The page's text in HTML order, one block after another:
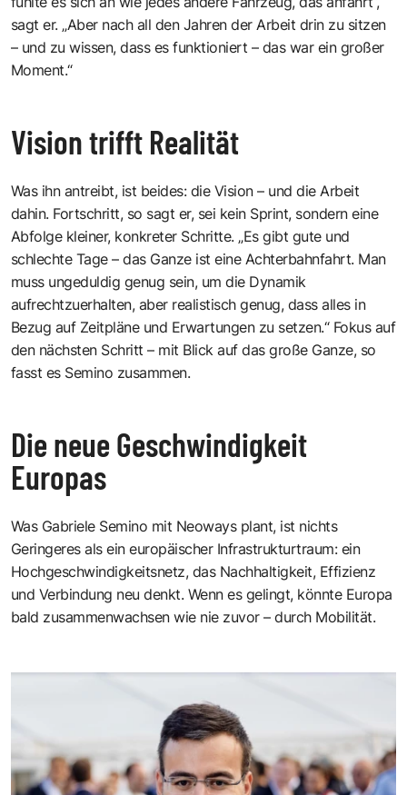
sagt er. „Aber nach all den Jahren der Arbeit drin zu sitzen
– und zu wissen, dass es funktioniert – das war ein großer
Moment.“
Vision trifft Realität
Was ihn antreibt, ist beides: die Vision – und die Arbeit
dahin. Fortschritt, so sagt er, sei kein Sprint, sondern eine
Abfolge kleiner, konkreter Schritte. „Es gibt gute und
schlechte Tage – das Ganze ist eine Achterbahnfahrt. Man
muss ungeduldig genug sein, um die Dynamik
aufrechtzuerhalten, aber realistisch genug, dass alles in
Bezug auf Zeitpläne und Erwartungen zu setzen.“ Fokus auf
den nächsten Schritt – mit Blick auf das große Ganze, so
fasst es Semino zusammen.
Die neue Geschwindigkeit
Europas
Was Gabriele Semino mit Neoways plant, ist nichts
Geringeres als ein europäischer Infrastrukturtraum: ein
Hochgeschwindigkeitsnetz, das Nachhaltigkeit, Effizienz
und Verbindung neu denkt. Wenn es gelingt, könnte Europa
bald zusammenwachsen wie nie zuvor – durch Mobilität.